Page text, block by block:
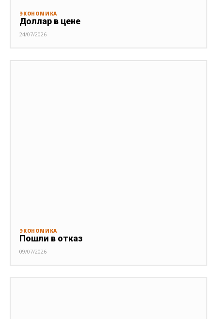
ЭКОНОМИКА
Доллар в цене
24/07/2026
ЭКОНОМИКА
Пошли в отказ
09/07/2026